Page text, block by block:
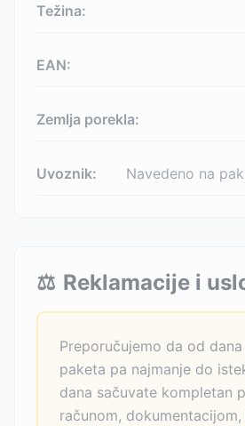
Težina:
EAN:
Zemlja porekla:
Uvoznik: Navedeno na
⚖️ Reklamacije i
Preporučujemo da od
paketa pa najmanje do
dana sačuvate kompletan
računom,